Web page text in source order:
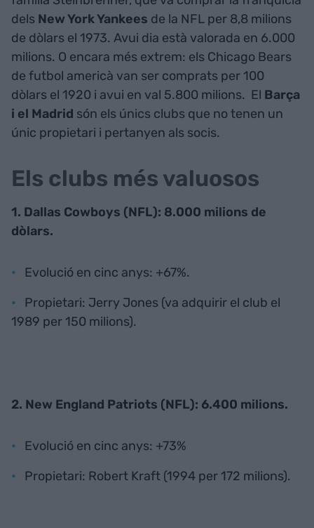
dels New York Yankees de la NFL per 8,8 milions
de dòlars el 1973. Avui dia està valorada en 6.000
milions. O encara més extrem: els Chicago Bears
de futbol americà van ser comprats per 100
dòlars el 1920 i avui en val 5.800 milions. El Barça
i el Madrid són els únics clubs que no tenen un
únic propietari i pertanyen als socis.
Els clubs més valuosos
1. Dallas Cowboys (NFL): 8.000 milions de
dòlars.
Evolució en cinc anys: +67%.
Propietari: Jerry Jones (va adquirir el club el
1989 per 150 milions).
2. New England Patriots (NFL): 6.400 milions.
Evolució en cinc anys: +73%
Propietari: Robert Kraft (1994 per 172 milions).